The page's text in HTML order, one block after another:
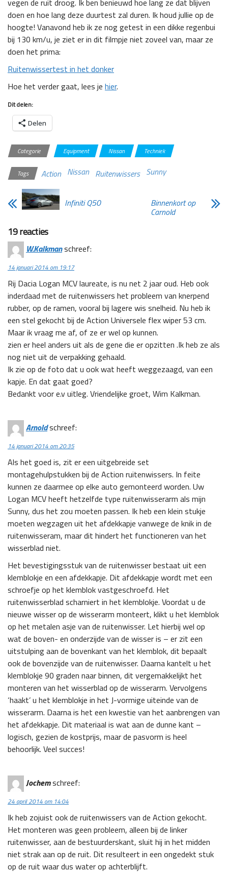
doen en hoe lang deze duurtest zal duren. Ik houd jullie op de
hoogte! Vanavond heb ik ze nog getest in een dikke regenbui
bij 130 km/u, je ziet er in dit filmpje niet zoveel van, maar ze
doen het prima:
Ruitenwissertest in het donker
Hoe het verder gaat, lees je hier.
Dit delen:
Delen
Categorie Equipment Nissan Techniek
Tags Action Nissan Ruitenwissers Sunny
Infiniti Q50 Binnenkort op
Carnold
19 reacties
W.Kalkmanschreef:
14 januari 2014 om 19:17
Rij Dacia Logan MCV laureate, is nu net 2 jaar oud. Heb ook
inderdaad met de ruitenwissers het probleem van knerpend
rubber, op de ramen, vooral bij lagere wis snelheid. Nu heb ik
een stel gekocht bij de Action Universele flex wiper 53 cm.
Maar ik vraag me af, of ze er wel op kunnen.
zien er heel anders uit als de gene die er opzitten .Ik heb ze als
nog niet uit de verpakking gehaald.
Ik zie op de foto dat u ook wat heeft weggezaagd, van een
kapje. En dat gaat goed?
Bedankt voor e.v uitleg. Vriendelijke groet, Wim Kalkman.
Arnoldschreef:
14 januari 2014 om 20:35
Als het goed is, zit er een uitgebreide set
montagehulpstukken bij de Action ruitenwissers. In feite
kunnen ze daarmee op elke auto gemonteerd worden. Uw
Logan MCV heeft hetzelfde type ruitenwisserarm als mijn
Sunny, dus het zou moeten passen. Ik heb een klein stukje
moeten wegzagen uit het afdekkapje vanwege de knik in de
ruitenwisseram, maar dit hindert het functioneren van het
wisserblad niet.
Het bevestigingsstuk van de ruitenwisser bestaat uit een
klemblokje en een afdekkapje. Dit afdekkapje wordt met een
schroefje op het klemblok vastgeschroefd. Het
ruitenwisserblad scharniert in het klemblokje. Voordat u de
nieuwe wisser op de wisserarm monteert, klikt u het klemblok
op het metalen asje van de ruitenwisser. Let hierbij wel op
wat de boven- en onderzijde van de wisser is – er zit een
uitstulping aan de bovenkant van het klemblok, dit bepaalt
ook de bovenzijde van de ruitenwisser. Daarna kantelt u het
klemblokje 90 graden naar binnen, dit vergemakkelijkt het
monteren van het wisserblad op de wisserarm. Vervolgens
‘haakt’ u het klemblokje in het J-vormige uiteinde van de
wisserarm. Daarna is het een kwestie van het aanbrengen van
het afdekkapje. Dit materiaal is wat aan de dunne kant –
logisch, gezien de kostprijs, maar de pasvorm is heel
behoorlijk. Veel succes!
Jochemschreef:
24 april 2014 om 14:04
Ik heb zojuist ook de ruitenwissers van de Action gekocht.
Het monteren was geen probleem, alleen bij de linker
ruitenwisser, aan de bestuurderskant, sluit hij in het midden
niet strak aan op de ruit. Dit resulteert in een ongedekt stuk
op de ruit waar dus water op achterblijft.